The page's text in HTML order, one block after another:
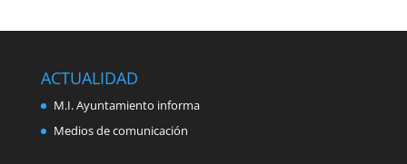
ACTUALIDAD
M.I. Ayuntamiento informa
Medios de comunicación